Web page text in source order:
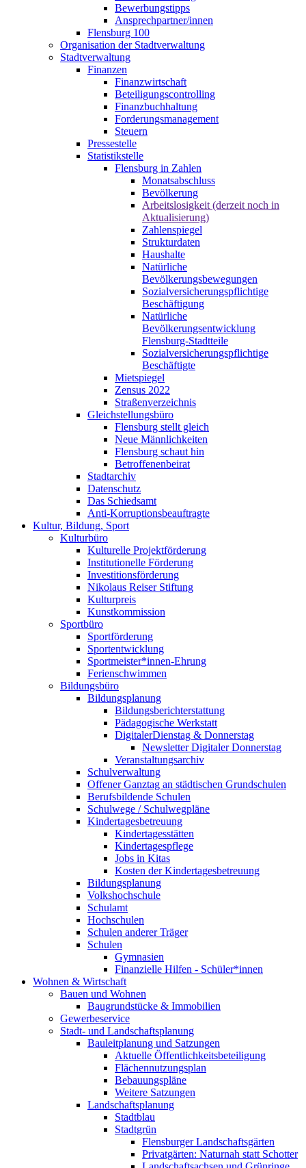
Bewerbungstipps
Ansprechpartner/innen
Flensburg 100
Organisation der Stadtverwaltung
Stadtverwaltung
Finanzen
Finanzwirtschaft
Beteiligungscontrolling
Finanzbuchhaltung
Forderungsmanagement
Steuern
Pressestelle
Statistikstelle
Flensburg in Zahlen
Monatsabschluss
Bevölkerung
Arbeitslosigkeit (derzeit noch in
Aktualisierung)
Zahlenspiegel
Strukturdaten
Haushalte
Natürliche
Bevölkerungsbewegungen
Sozialversicherungspflichtige
Beschäftigung
Natürliche
Bevölkerungsentwicklung
Flensburg-Stadtteile
Sozialversicherungspflichtige
Beschäftigte
Mietspiegel
Zensus 2022
Straßenverzeichnis
Gleichstellungsbüro
Flensburg stellt gleich
Neue Männlichkeiten
Flensburg schaut hin
Betroffenenbeirat
Stadtarchiv
Datenschutz
Das Schiedsamt
Anti-Korruptionsbeauftragte
Kultur, Bildung, Sport
Kulturbüro
Kulturelle Projektförderung
Institutionelle Förderung
Investitionsförderung
Nikolaus Reiser Stiftung
Kulturpreis
Kunstkommission
Sportbüro
Sportförderung
Sportentwicklung
Sportmeister*innen-Ehrung
Ferienschwimmen
Bildungsbüro
Bildungsplanung
Bildungsberichterstattung
Pädagogische Werkstatt
DigitalerDienstag & Donnerstag
Newsletter Digitaler Donnerstag
Veranstaltungsarchiv
Schulverwaltung
Offener Ganztag an städtischen Grundschulen
Berufsbildende Schulen
Schulwege / Schulwegpläne
Kindertagesbetreuung
Kindertagesstätten
Kindertagespflege
Jobs in Kitas
Kosten der Kindertagesbetreuung
Bildungsplanung
Volkshochschule
Schulamt
Hochschulen
Schulen anderer Träger
Schulen
Gymnasien
Finanzielle Hilfen - Schüler*innen
Wohnen & Wirtschaft
Bauen und Wohnen
Baugrundstücke & Immobilien
Gewerbeservice
Stadt- und Landschaftsplanung
Bauleitplanung und Satzungen
Aktuelle Öffentlichkeitsbeteiligung
Flächennutzungsplan
Bebauungspläne
Weitere Satzungen
Landschaftsplanung
Stadtblau
Stadtgrün
Flensburger Landschaftsgärten
Privatgärten: Naturnah statt Schotter